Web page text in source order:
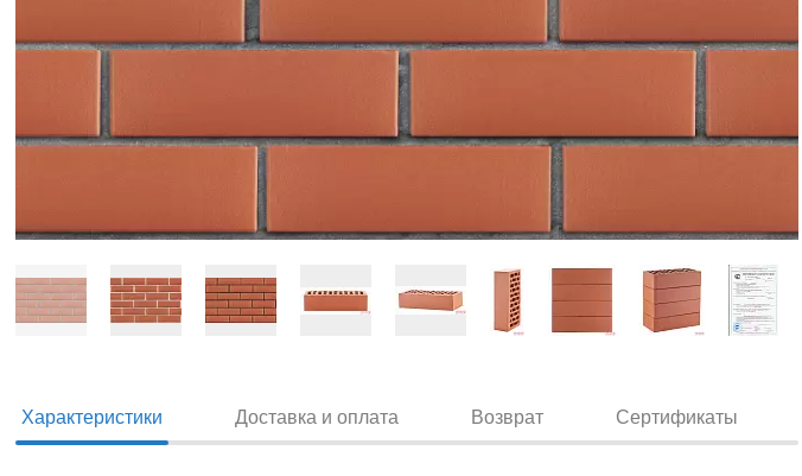
Характеристики Доставка и оплата Возврат Сертификаты